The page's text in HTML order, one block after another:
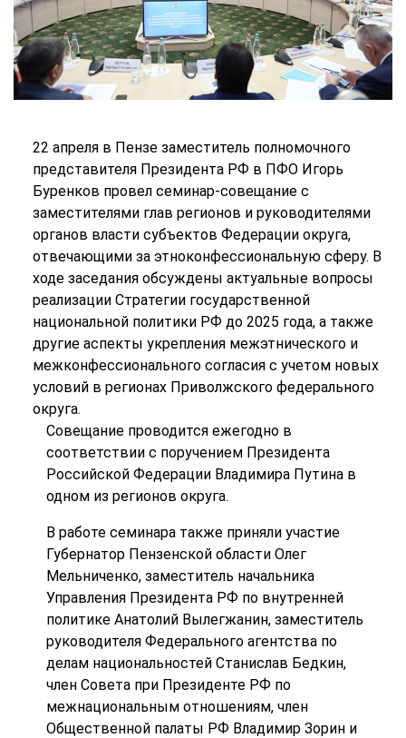
22 апреля в Пензе заместитель полномочного
представителя Президента РФ в ПФО Игорь
Буренков провел семинар-совещание с
заместителями глав регионов и руководителями
органов власти субъектов Федерации округа,
отвечающими за этноконфессиональную сферу. В
ходе заседания обсуждены актуальные вопросы
реализации Стратегии государственной
национальной политики РФ до 2025 года, а также
другие аспекты укрепления межэтнического и
межконфессионального согласия с учетом новых
условий в регионах Приволжского федерального
округа.
Совещание проводится ежегодно в
соответствии с поручением Президента
Российской Федерации Владимира Путина в
одном из регионов округа.
В работе семинара также приняли участие
Губернатор Пензенской области Олег
Мельниченко, заместитель начальника
Управления Президента РФ по внутренней
политике Анатолий Вылегжанин, заместитель
руководителя Федерального агентства по
делам национальностей Станислав Бедкин,
член Совета при Президенте РФ по
межнациональным отношениям, член
Общественной палаты РФ Владимир Зорин и